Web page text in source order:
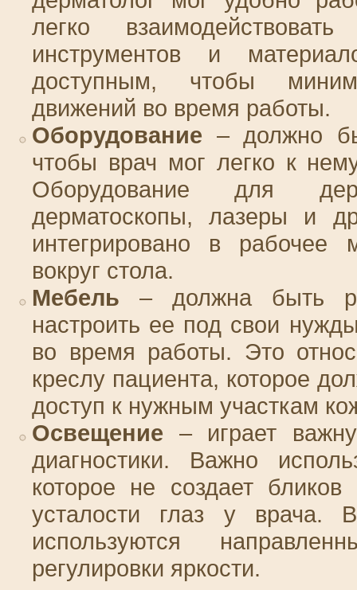
легко
инструментов и
доступным, чтобы
движений во время работы.
Оборудование – должно
чтобы врач мог легко к
Оборудование для
дерматоскопы, лазеры и
интегрировано в рабочее
вокруг стола.
Мебель – должна быть
настроить ее под свои
во время работы. Это
креслу пациента, которое
доступ к нужным участкам
Освещение – играет
диагностики. Важно
которое не создает
усталости глаз у врача.
используются
регулировки яркости.